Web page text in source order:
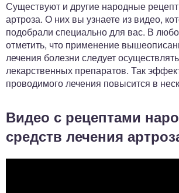
Существуют и другие народные
артроза. О них вы узнаете из видео,
подобрали специально для вас. В
отметить, что применение
лечения болезни следует
лекарственных препаратов. Так
проводимого лечения повысится в
Видео с рецептами
средств лечения